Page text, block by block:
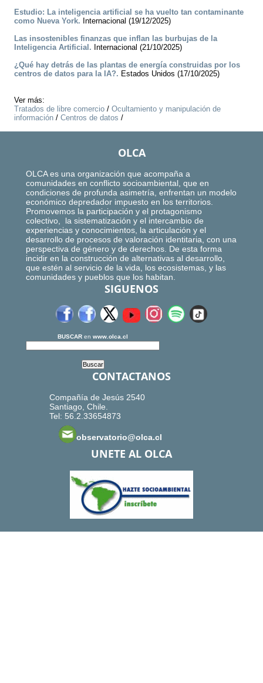
Estudio: La inteligencia artificial se ha vuelto tan contaminante
como Nueva York. Internacional (19/12/2025)
Las insostenibles finanzas que inflan las burbujas de la
Inteligencia Artificial. Internacional (21/10/2025)
¿Qué hay detrás de las plantas de energía construidas por los
centros de datos para la IA?. Estados Unidos (17/10/2025)
Ver más:
Tratados de libre comercio / Ocultamiento y manipulación de
información / Centros de datos /
OLCA
OLCA es una organización que acompaña a
comunidades en conflicto socioambiental, que en
condiciones de profunda asimetría, enfrentan un modelo
económico depredador impuesto en los territorios.
Promovemos la participación y el protagonismo
colectivo, la sistematización y el intercambio de
experiencias y conocimientos, la articulación y el
desarrollo de procesos de valoración identitaria, con una
perspectiva de género y de derechos. De esta forma
incidir en la construcción de alternativas al desarrollo,
que estén al servicio de la vida, los ecosistemas, y las
comunidades y pueblos que los habitan.
SIGUENOS
BUSCAR en www.olca.cl
CONTACTANOS
Compañía de Jesús 2540
Santiago, Chile.
Tel: 56.2.33654873
observatorio@olca.cl
UNETE AL OLCA